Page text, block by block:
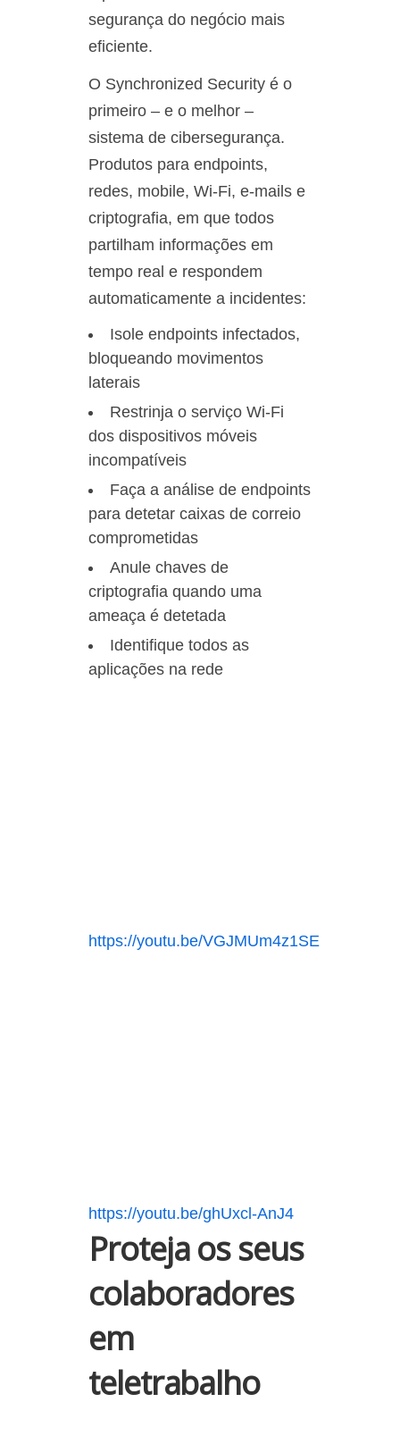
segurança do negócio mais
eficiente.
O Synchronized Security é o
primeiro – e o melhor –
sistema de cibersegurança.
Produtos para endpoints,
redes, mobile, Wi-Fi, e-mails e
criptografia, em que todos
partilham informações em
tempo real e respondem
automaticamente a incidentes:
Isole endpoints infectados,
bloqueando movimentos
laterais
Restrinja o serviço Wi-Fi
dos dispositivos móveis
incompatíveis
Faça a análise de endpoints
para detetar caixas de correio
comprometidas
Anule chaves de
criptografia quando uma
ameaça é detetada
Identifique todos as
aplicações na rede
https://youtu.be/VGJMUm4z1SE
https://youtu.be/ghUxcl-AnJ4
Proteja os seus
colaboradores
em
teletrabalho